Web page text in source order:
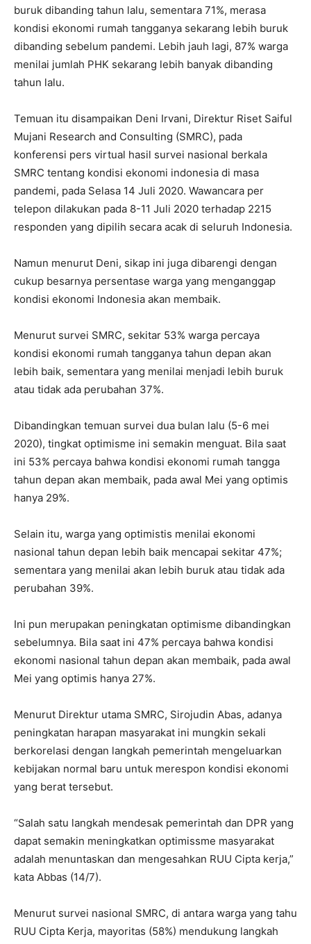
buruk dibanding tahun lalu, sementara 71%, merasa
kondisi ekonomi rumah tangganya sekarang lebih buruk
dibanding sebelum pandemi. Lebih jauh lagi, 87% warga
menilai jumlah PHK sekarang lebih banyak dibanding
tahun lalu.
Temuan itu disampaikan Deni Irvani, Direktur Riset Saiful
Mujani Research and Consulting (SMRC), pada
konferensi pers virtual hasil survei nasional berkala
SMRC tentang kondisi ekonomi indonesia di masa
pandemi, pada Selasa 14 Juli 2020. Wawancara per
telepon dilakukan pada 8-11 Juli 2020 terhadap 2215
responden yang dipilih secara acak di seluruh Indonesia.
Namun menurut Deni, sikap ini juga dibarengi dengan
cukup besarnya persentase warga yang menganggap
kondisi ekonomi Indonesia akan membaik.
Menurut survei SMRC, sekitar 53% warga percaya
kondisi ekonomi rumah tangganya tahun depan akan
lebih baik, sementara yang menilai menjadi lebih buruk
atau tidak ada perubahan 37%.
Dibandingkan temuan survei dua bulan lalu (5-6 mei
2020), tingkat optimisme ini semakin menguat. Bila saat
ini 53% percaya bahwa kondisi ekonomi rumah tangga
tahun depan akan membaik, pada awal Mei yang optimis
hanya 29%.
Selain itu, warga yang optimistis menilai ekonomi
nasional tahun depan lebih baik mencapai sekitar 47%;
sementara yang menilai akan lebih buruk atau tidak ada
perubahan 39%.
Ini pun merupakan peningkatan optimisme dibandingkan
sebelumnya. Bila saat ini 47% percaya bahwa kondisi
ekonomi nasional tahun depan akan membaik, pada awal
Mei yang optimis hanya 27%.
Menurut Direktur utama SMRC, Sirojudin Abas, adanya
peningkatan harapan masyarakat ini mungkin sekali
berkorelasi dengan langkah pemerintah mengeluarkan
kebijakan normal baru untuk merespon kondisi ekonomi
yang berat tersebut.
“Salah satu langkah mendesak pemerintah dan DPR yang
dapat semakin meningkatkan optimissme masyarakat
adalah menuntaskan dan mengesahkan RUU Cipta kerja,”
kata Abbas (14/7).
Menurut survei nasional SMRC, di antara warga yang tahu
RUU Cipta Kerja, mayoritas (58%) mendukung langkah